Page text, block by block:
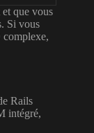
que vous
Si vous
Rails
intégré,